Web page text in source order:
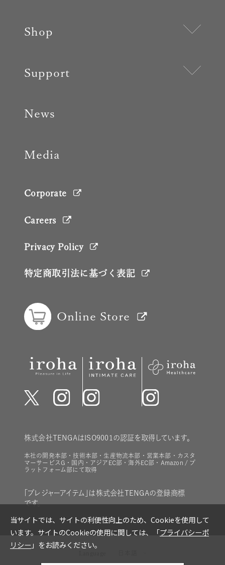
Shop
Support
News
Media
Online Store
株式会社TENGAはISO9001の認証を取得しています。
本社の開発本部・技術本部・生産物流本部・営業本部・カスタ
マーサービスG・国内・アジアEC部・海外EC部・Amazon / プ
ラットフォーム部にて取得
「プレジャーアイテム」は株式会社TENGAの登録商標
です。
Corporate
Careers
Privacy Policy
特定商取引法に基づく表記